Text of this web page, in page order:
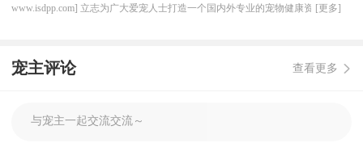
www.isdpp.com] 立志为广大爱宠人士打造一个国内外专业的宠物健康资讯平
势，提供一体化服务，解决宠物健康需求。
[更多]
宠主评论 查看更多
与宠主一起交流交流～